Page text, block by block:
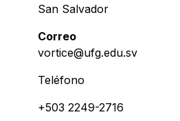
San Salvador
Correo
vortice@ufg.edu.sv
Teléfono
+503 2249-2716